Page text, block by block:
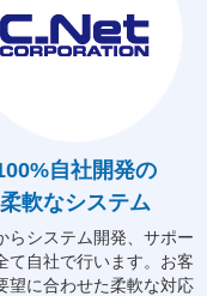
自社開発の
柔軟なシステム
らシステム開発、サポー
て自社で行います。お客
望に合わせた柔軟な対応